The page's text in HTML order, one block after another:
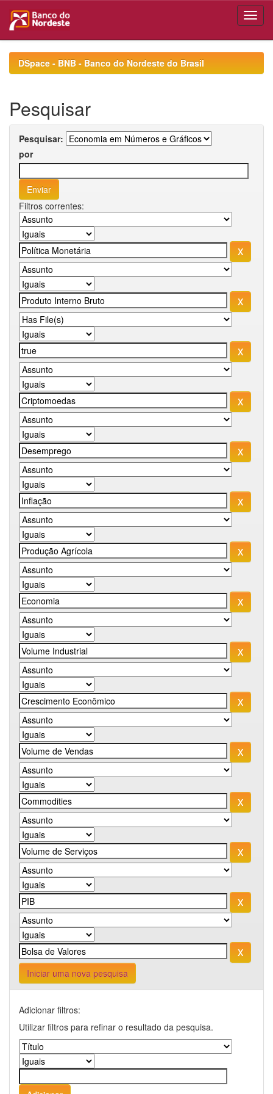
navigationDSpace - BNB - Banco do Nordeste do Brasil
Pesquisar
Pesquisar:
por
Filtros correntes:
Iniciar uma nova pesquisa
Adicionar filtros:
Utilizar filtros para refinar o resultado da pesquisa.